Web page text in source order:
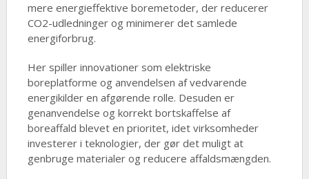
mere energieffektive boremetoder, der reducerer
CO2-udledninger og minimerer det samlede
energiforbrug.
Her spiller innovationer som elektriske
boreplatforme og anvendelsen af vedvarende
energikilder en afgørende rolle. Desuden er
genanvendelse og korrekt bortskaffelse af
boreaffald blevet en prioritet, idet virksomheder
investerer i teknologier, der gør det muligt at
genbruge materialer og reducere affaldsmængden.